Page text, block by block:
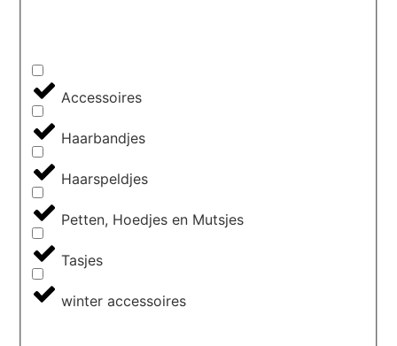
Accessoires
Haarbandjes
Haarspeldjes
Petten, Hoedjes en Mutsjes
Tasjes
winter accessoires